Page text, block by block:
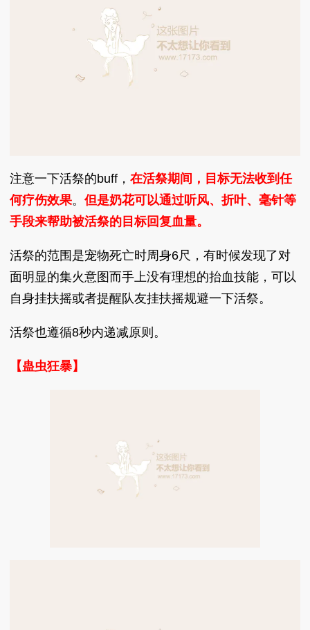
注意一下活祭的buff，在活祭期间，目标无法收到任
何疗伤效果。但是奶花可以通过听风、折叶、毫针等
手段来帮助被活祭的目标回复血量。
活祭的范围是宠物死亡时周身6尺，有时候发现了对
面明显的集火意图而手上没有理想的抬血技能，可以
自身挂扶摇或者提醒队友挂扶摇规避一下活祭。
活祭也遵循8秒内递减原则。
【蛊虫狂暴】